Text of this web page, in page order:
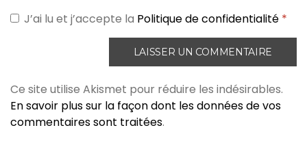
J’ai lu et j’accepte la Politique de confidentialité *
Ce site utilise Akismet pour réduire les indésirables.
En savoir plus sur la façon dont les données de vos
commentaires sont traitées.